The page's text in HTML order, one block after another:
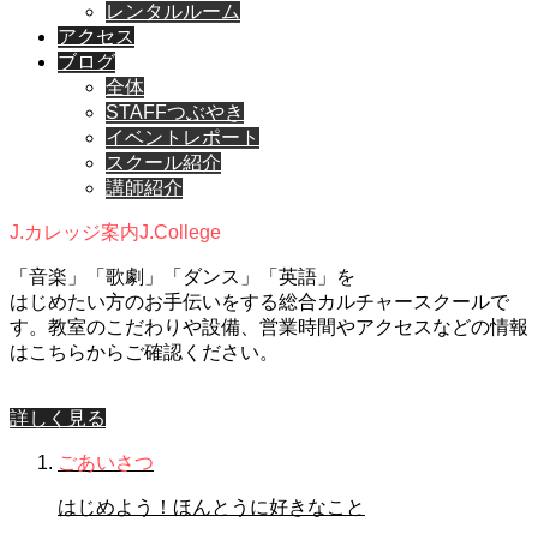
レンタルルーム
アクセス
ブログ
全体
STAFFつぶやき
イベントレポート
スクール紹介
講師紹介
J.カレッジ案内J.College
「音楽」「歌劇」「ダンス」「英語」を
はじめたい方のお手伝いをする総合カルチャースクールで
す。教室のこだわりや設備、営業時間やアクセスなどの情報
はこちらからご確認ください。
詳しく見る
ごあいさつ
はじめよう！ほんとうに好きなこと